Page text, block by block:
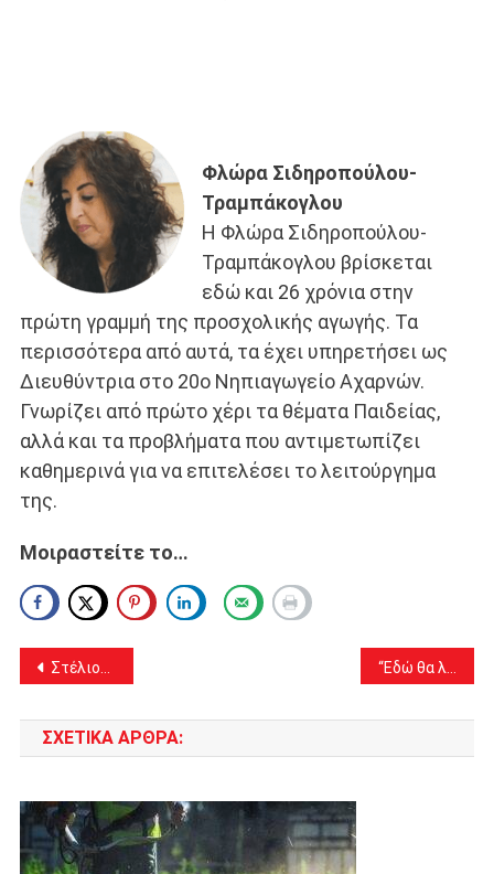
Φλώρα Σιδηροπούλου-
Τραμπάκογλου
Η Φλώρα Σιδηροπούλου-
Τραμπάκογλου βρίσκεται
εδώ και 26 χρόνια στην
πρώτη γραμμή της προσχολικής αγωγής. Τα
περισσότερα από αυτά, τα έχει υπηρετήσει ως
Διευθύντρια στο 20ο Νηπιαγωγείο Αχαρνών.
Γνωρίζει από πρώτο χέρι τα θέματα Παιδείας,
αλλά και τα προβλήματα που αντιμετωπίζει
καθημερινά για να επιτελέσει το λειτούργημα
της.
Μοιραστείτε το…
Πλοήγηση
άρθρων
Στέλιος Φωτόπουλος: “Ευχαριστώ από τα βάθη της ψυχής μου – Συνεχίζουμε τον αγώνα για την Πατρίδα μας” “Εδώ θα λέμε αλήθειες” της Ευρώπης Κοσμίδη: Διαφάνεια και λογοδοσία στους πολίτες
ΣΧΕΤΙΚΆ ΆΡΘΡΑ: